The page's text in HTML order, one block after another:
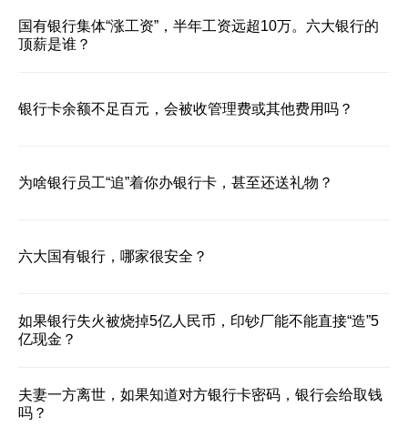
国有银行集体“涨工资”，半年工资远超10万。六大银行的
顶薪是谁？
银行卡余额不足百元，会被收管理费或其他费用吗？
为啥银行员工“追”着你办银行卡，甚至还送礼物？
六大国有银行，哪家很安全？
如果银行失火被烧掉5亿人民币，印钞厂能不能直接“造”5
亿现金？
夫妻一方离世，如果知道对方银行卡密码，银行会给取钱
吗？